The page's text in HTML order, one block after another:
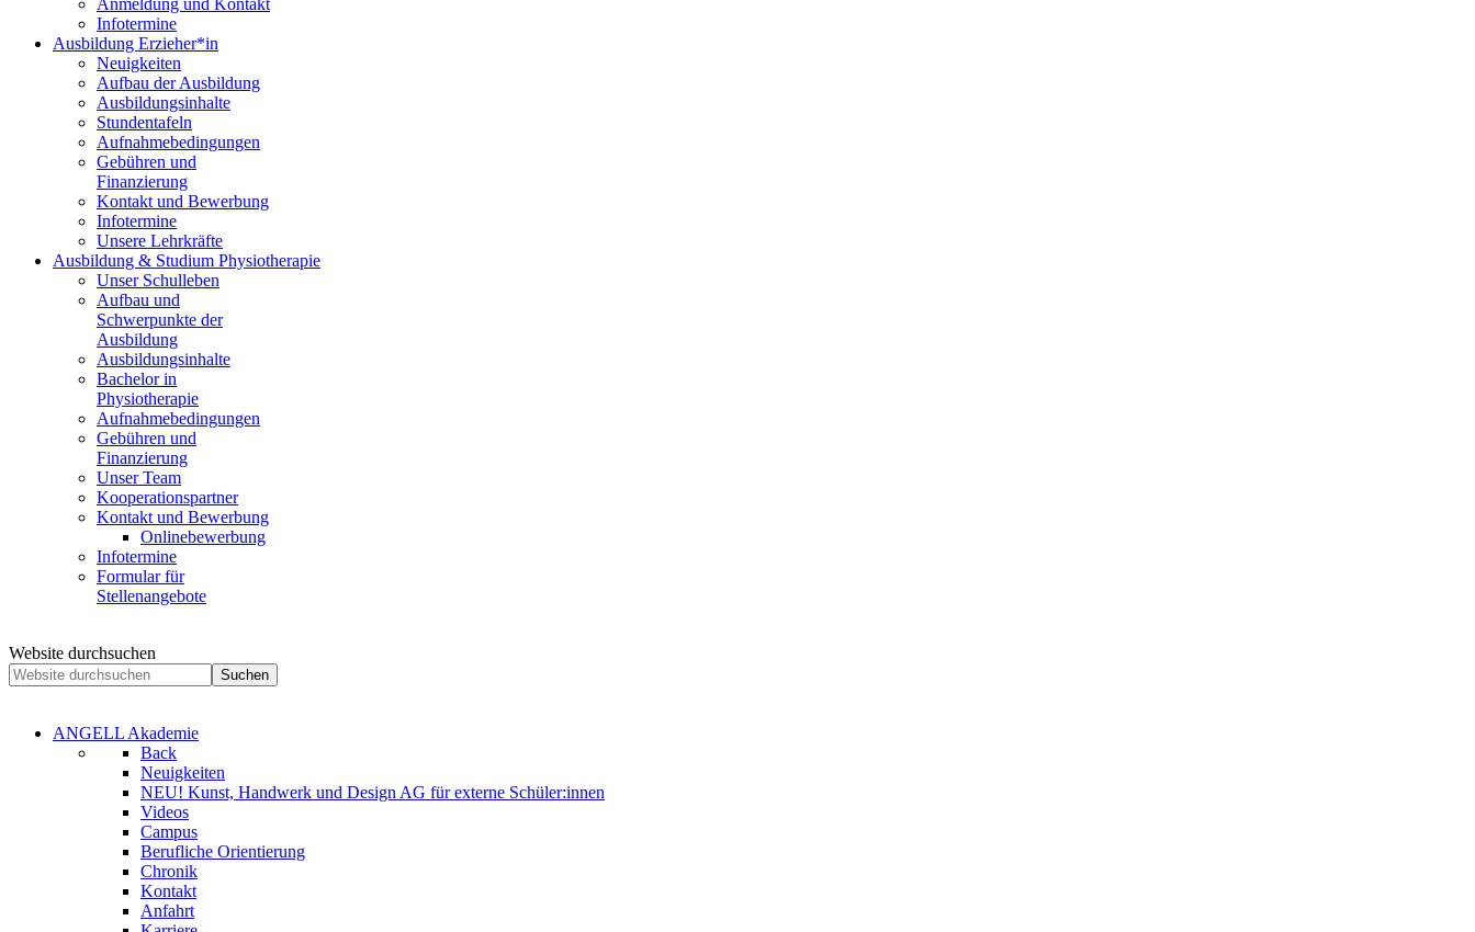
Anmeldung und Kontakt
Infotermine
Ausbildung Erzieher*in
Neuigkeiten
Aufbau der Ausbildung
Ausbildungsinhalte
Stundentafeln
Aufnahmebedingungen
Gebühren und
Finanzierung
Kontakt und Bewerbung
Infotermine
Unsere Lehrkräfte
Ausbildung & Studium Physiotherapie
Unser Schulleben
Aufbau und
Schwerpunkte der
Ausbildung
Ausbildungsinhalte
Bachelor in
Physiotherapie
Aufnahmebedingungen
Gebühren und
Finanzierung
Unser Team
Kooperationspartner
Kontakt und Bewerbung
Onlinebewerbung
Infotermine
Formular für
Stellenangebote
Website durchsuchen
Suchen
ANGELL Akademie
Back
Neuigkeiten
NEU! Kunst, Handwerk und Design AG für externe Schüler:innen
Videos
Campus
Berufliche Orientierung
Chronik
Kontakt
Anfahrt